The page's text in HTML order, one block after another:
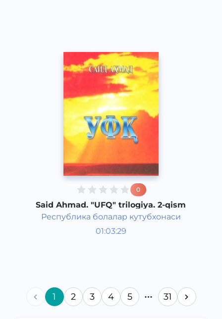
0
Said Ahmad. "UFQ" trilogiya. 2-qism
Республика болалар кутубхонаси
01:03:29
O‘zbek adabiyoti
1 2 3 4 5 31